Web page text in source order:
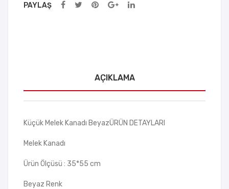
PAYLAŞ
AÇIKLAMA
Küçük Melek Kanadı BeyazÜRÜN DETAYLARI
Melek Kanadı
Ürün Ölçüsü : 35*55 cm
Beyaz Renk